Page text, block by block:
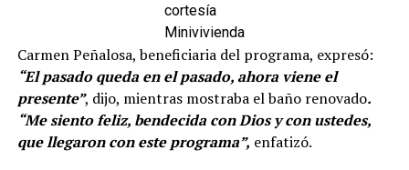
cortesía
Minivivienda
Carmen Peñalosa, beneficiaria del programa, expresó:
“El pasado queda en el pasado, ahora viene el
presente”, dijo, mientras mostraba el baño renovado.
“Me siento feliz, bendecida con Dios y con ustedes,
que llegaron con este programa”, enfatizó.